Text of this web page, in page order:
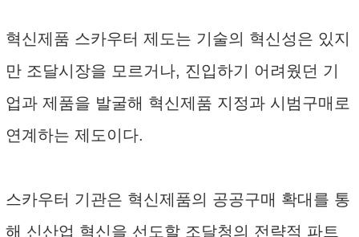
혁신제품 스카우터 제도는 기술의 혁신성은 있지
만 조달시장을 모르거나, 진입하기 어려웠던 기
업과 제품을 발굴해 혁신제품 지정과 시범구매로
연계하는 제도이다.
스카우터 기관은 혁신제품의 공공구매 확대를 통
해 신산업 혁신을 선도할 조달청의 전략적 파트